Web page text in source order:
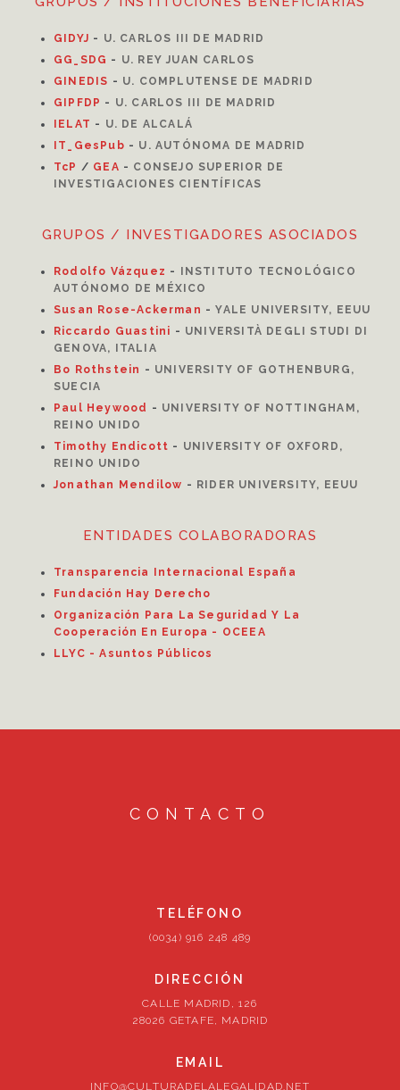
GIDYJ - U. CARLOS III DE MADRID
GG_SDG - U. REY JUAN CARLOS
GINEDIS - U. COMPLUTENSE DE MADRID
GIPFDP - U. CARLOS III DE MADRID
ELAT - U. DE ALCALÁ
IT_GesPub - U. AUTÓNOMA DE MADRID
TcP / GEA - CONSEJO SUPERIOR DE
INVESTIGACIONES CIENTÍFICAS
GRUPOS / INVESTIGADORES ASOCIADOS
Rodolfo Vázquez -
INSTITUTO TECNOLÓGICO
AUTÓNOMO DE MÉXICO
Susan Rose-Ackerman -YALE UNIVERSITY, EEUU
Riccardo Guastini - UNIVERSITÀ DEGLI STUDI DI
GENOVA, ITALIA
Bo Rothstein - UNIVERSITY OF GOTHENBURG,
SUECIA
Paul Heywood - UNIVERSITY OF NOTTINGHAM,
REINO UNIDO
Timothy Endicott - UNIVERSITY OF OXFORD,
REINO UNIDO
Jonathan Mendilow - RIDER UNIVERSITY, EEUU
ENTIDADES COLABORADORAS
Transparencia Internacional España
Fundación Hay Derecho
Organización Para La Seguridad Y La
Cooperación En Europa - OCEEA
LLYC - Asuntos Públicos
CONTACTO
TELÉFONO
(0034) 916 248 489
DIRECCIÓN
CALLE MADRID, 126
28026 GETAFE, MADRID
EMAIL
INFO@CULTURADELALEGALIDAD.NET